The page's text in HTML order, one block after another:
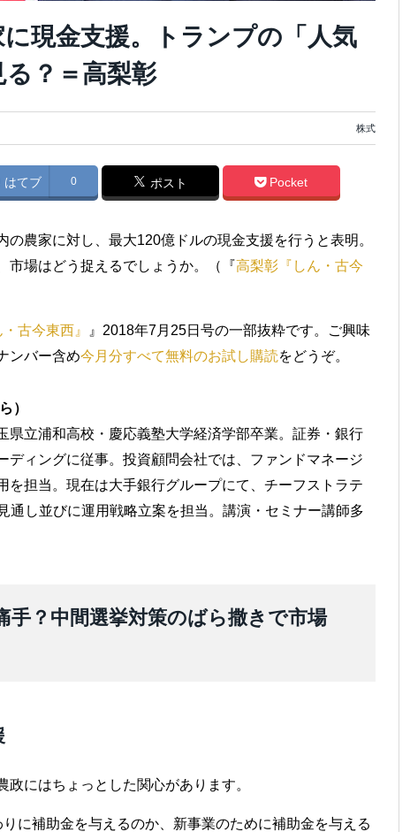
現金支援。トランプの「人気
？＝高梨彰
株式
はてブ 0 ポスト Pocket
の農家に対し、最大120億ドルの現金支援を行うと表明。
市場はどう捉えるでしょうか。（『高梨彰『しん・古今
古今東西』
』2018年7月25日号の一部抜粋です。ご興味
ンバー含め今月分すべて無料のお試し購読をどうぞ。
）
県立浦和高校・慶応義塾大学経済学部卒業。証券・銀行
ディングに従事。投資顧問会社では、ファンドマネージ
を担当。現在は大手銀行グループにて、チーフストラテ
通し並びに運用戦略立案を担当。講演・セミナー講師多
手？中間選挙対策のばら撒きで市場
にはちょっとした関心があります。
に補助金を与えるのか、新事業のために補助金を与える